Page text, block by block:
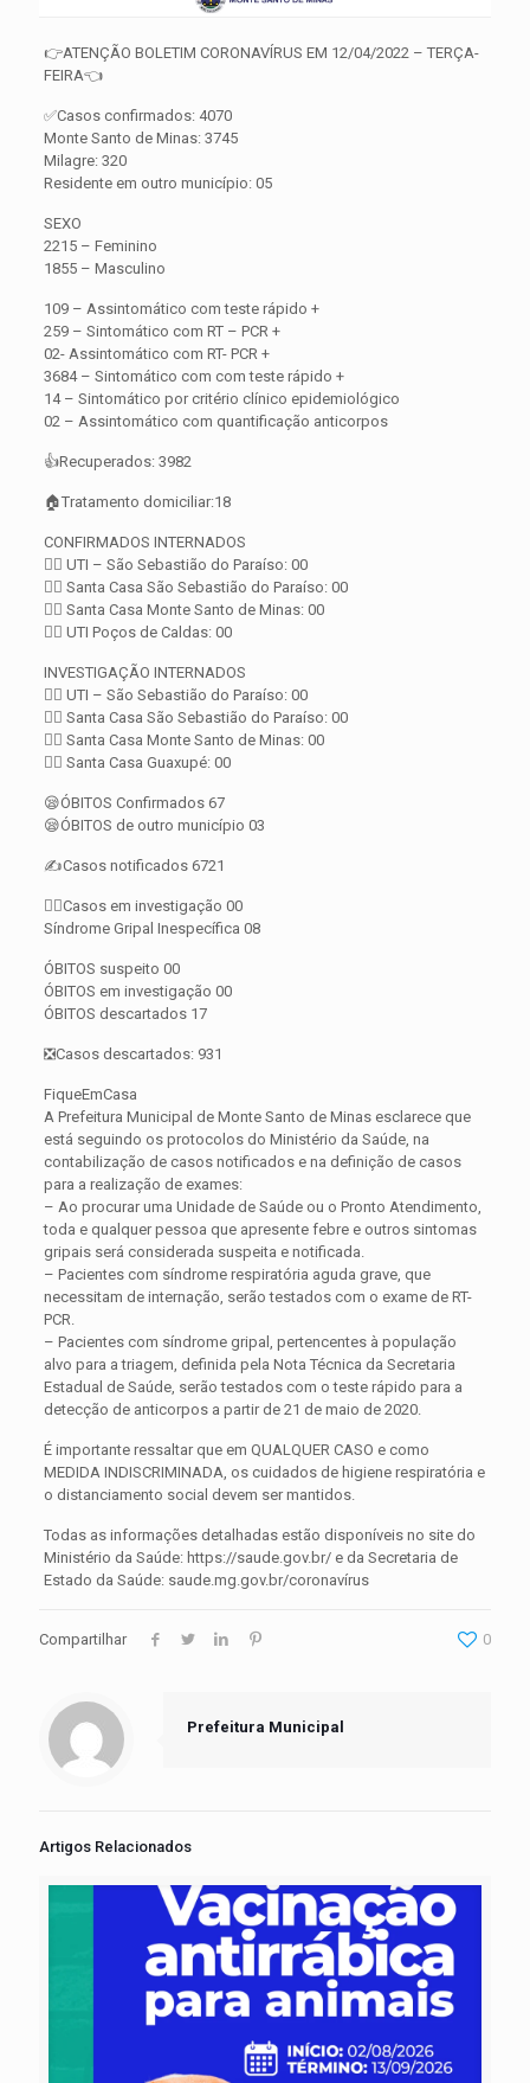
👉ATENÇÃO BOLETIM CORONAVÍRUS EM 12/04/2022 – TERÇA-
FEIRA👈
✅Casos confirmados: 4070
Monte Santo de Minas: 3745
Milagre: 320
Residente em outro município: 05
SEXO
2215 – Feminino
1855 – Masculino
109 – Assintomático com teste rápido +
259 – Sintomático com RT – PCR +
02- Assintomático com RT- PCR +
3684 – Sintomático com com teste rápido +
14 – Sintomático por critério clínico epidemiológico
02 – Assintomático com quantificação anticorpos
👍Recuperados: 3982
🏠Tratamento domiciliar:18
CONFIRMADOS INTERNADOS
👨‍⚕️ UTI – São Sebastião do Paraíso: 00
👨‍⚕️ Santa Casa São Sebastião do Paraíso: 00
👨‍⚕️ Santa Casa Monte Santo de Minas: 00
👨‍⚕️ UTI Poços de Caldas: 00
INVESTIGAÇÃO INTERNADOS
👨‍⚕️ UTI – São Sebastião do Paraíso: 00
👨‍⚕️ Santa Casa São Sebastião do Paraíso: 00
👨‍⚕️ Santa Casa Monte Santo de Minas: 00
👨‍⚕️ Santa Casa Guaxupé: 00
😪ÓBITOS Confirmados 67
😪ÓBITOS de outro município 03
✍️Casos notificados 6721
🕵️‍♀️Casos em investigação 00
Síndrome Gripal Inespecífica 08
ÓBITOS suspeito 00
ÓBITOS em investigação 00
ÓBITOS descartados 17
❎Casos descartados: 931
FiqueEmCasa
A Prefeitura Municipal de Monte Santo de Minas esclarece que
está seguindo os protocolos do Ministério da Saúde, na
contabilização de casos notificados e na definição de casos
para a realização de exames:
– Ao procurar uma Unidade de Saúde ou o Pronto Atendimento,
toda e qualquer pessoa que apresente febre e outros sintomas
gripais será considerada suspeita e notificada.
– Pacientes com síndrome respiratória aguda grave, que
necessitam de internação, serão testados com o exame de RT-
PCR.
– Pacientes com síndrome gripal, pertencentes à população
alvo para a triagem, definida pela Nota Técnica da Secretaria
Estadual de Saúde, serão testados com o teste rápido para a
detecção de anticorpos a partir de 21 de maio de 2020.
É importante ressaltar que em QUALQUER CASO e como
MEDIDA INDISCRIMINADA, os cuidados de higiene respiratória e
o distanciamento social devem ser mantidos.
Todas as informações detalhadas estão disponíveis no site do
Ministério da Saúde: https://saude.gov.br/ e da Secretaria de
Estado da Saúde: saude.mg.gov.br/coronavírus
Compartilhar 0
Prefeitura Municipal
Artigos Relacionados